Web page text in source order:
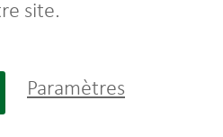
site.
Paramètres